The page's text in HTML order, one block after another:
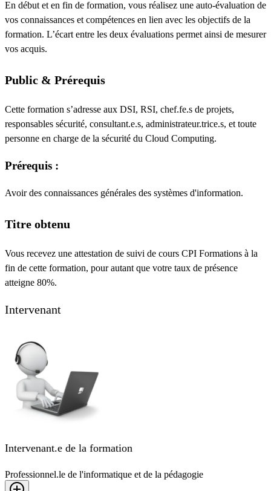
En début et en fin de formation, vous réalisez une auto-évaluation de
vos connaissances et compétences en lien avec les objectifs de la
formation. L’écart entre les deux évaluations permet ainsi de mesurer
vos acquis.
Public & Prérequis
Cette formation s’adresse aux DSI, RSI, chef.fe.s de projets,
responsables sécurité, consultant.e.s, administrateur.trice.s, et toute
personne en charge de la sécurité du Cloud Computing.
Prérequis :
Avoir des connaissances générales des systèmes d'information.
Titre obtenu
Vous recevez une attestation de suivi de cours CPI Formations à la
fin de cette formation, pour autant que votre taux de présence
atteigne 80%.
Intervenant
Intervenant.e de la formation
Professionnel.le de l'informatique et de la pédagogie